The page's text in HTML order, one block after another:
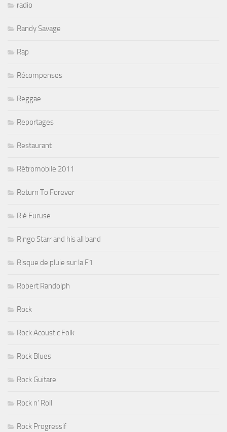
radio
Randy Savage
Rap
Récompenses
Reggae
Reportages
Restaurant
Rétromobile 2011
Return To Forever
Rié Furuse
Ringo Starr and his all band
Risque de pluie sur la F1
Robert Randolph
Rock
Rock Acoustic Folk
Rock Blues
Rock Guitare
Rock n' Roll
Rock Progressif